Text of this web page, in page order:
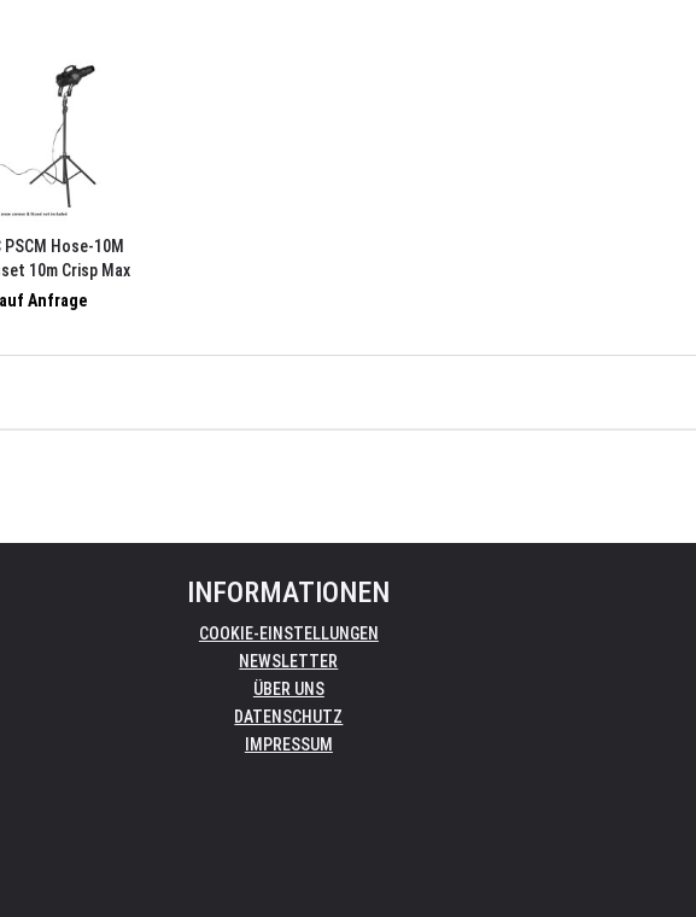
PSCM Hose-10M
10m Crisp Max
Anfrage
INFORMATIONEN
COOKIE-EINSTELLUNGEN
NEWSLETTER
ÜBER UNS
DATENSCHUTZ
IMPRESSUM